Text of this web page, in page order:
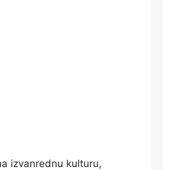
izvanrednu kulturu,